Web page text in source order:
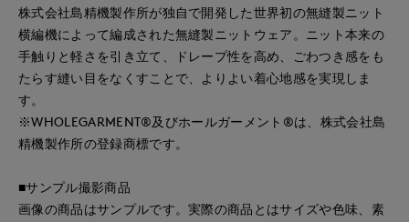
株式会社島精機製作所が独自で開発した世界初の無縫製ニット
横編機によって編成された無縫製ニットウェア。ニット本来の
手触りと軽さを引き立て、ドレープ性を高め、ごわつき感をも
たらす縫い目をなくすことで、よりよい着心地感を実現しま
す。
※WHOLEGARMENT®及びホールガーメント®は、株式会社島
精機製作所の登録商標です。
■サンプル撮影商品
画像の商品はサンプルです。実際の商品とはサイズや色味、素